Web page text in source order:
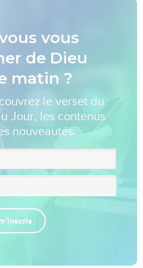
vous
de Dieu
matin ?
le verset du
Jour, les contenus
nouveautés.